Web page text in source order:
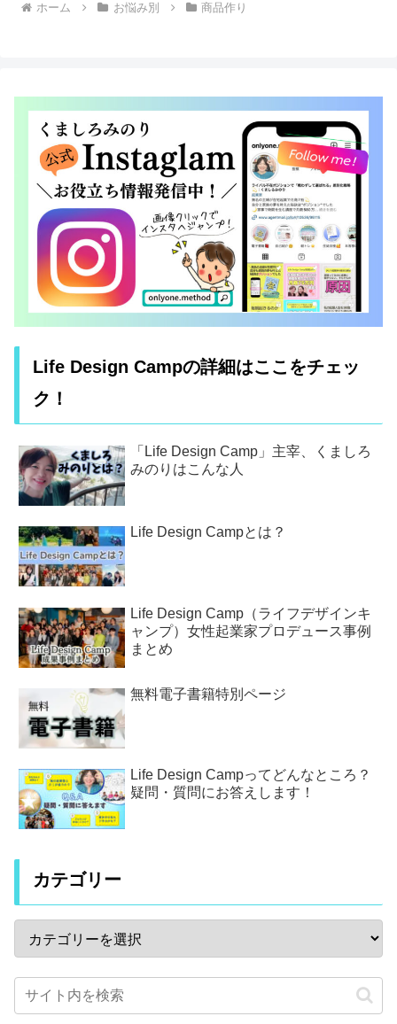
ホーム お悩み別 商品作り
Life Design Campの詳細はここをチェッ
ク！
「Life Design Camp」主宰、くましろ
みのりはこんな人
Life Design Campとは？
Life Design Camp（ライフデザインキ
ャンプ）女性起業家プロデュース事例
まとめ
無料電子書籍特別ページ
Life Design Campってどんなところ？
疑問・質問にお答えします！
カテゴリー